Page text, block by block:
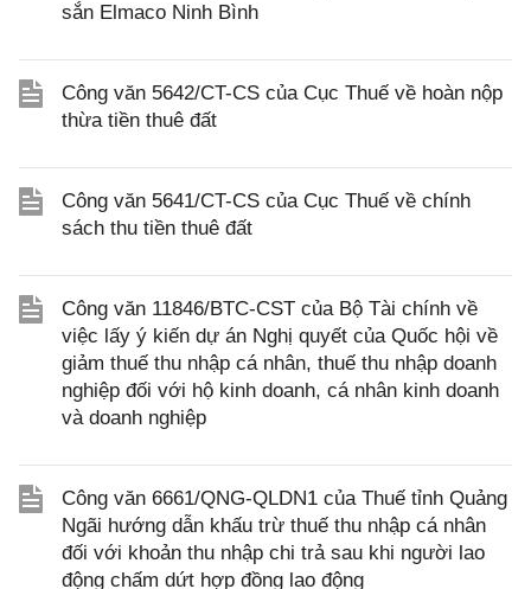
sắn Elmaco Ninh Bình
Công văn 5642/CT-CS của Cục Thuế về hoàn nộp
thừa tiền thuê đất
Công văn 5641/CT-CS của Cục Thuế về chính
sách thu tiền thuê đất
Công văn 11846/BTC-CST của Bộ Tài chính về
việc lấy ý kiến dự án Nghị quyết của Quốc hội về
giảm thuế thu nhập cá nhân, thuế thu nhập doanh
nghiệp đối với hộ kinh doanh, cá nhân kinh doanh
và doanh nghiệp
Công văn 6661/QNG-QLDN1 của Thuế tỉnh Quảng
Ngãi hướng dẫn khấu trừ thuế thu nhập cá nhân
đối với khoản thu nhập chi trả sau khi người lao
động chấm dứt hợp đồng lao động